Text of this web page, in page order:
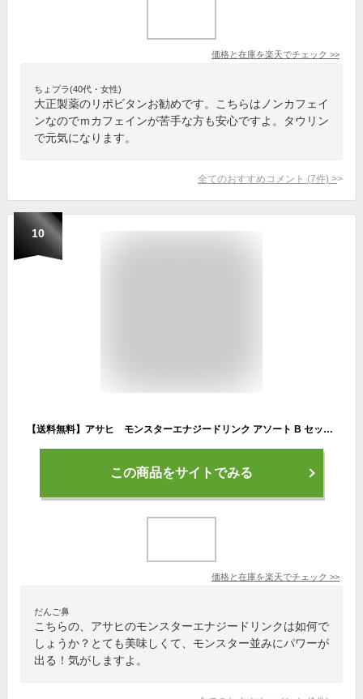
価格と在庫を楽天でチェック >>
ちょプラ(40代・女性)
大正製薬のリポビタンお勧めです。こちらはノンカフェイ
ンなのでｍカフェインが苦手な方も安心ですよ。タウリン
で元気になります。
全てのおすすめコメント (7件) >
10
【送料無料】アサヒ モンスターエナジードリンク アソート B セットエナジー ゼロ カオス ウルトラ キューバリブレの5品355ml缶 24本セットエナジー8本 ゼロ4本 カオス4本 ウルトラ4本 キューバ4本 計24本セット
この商品をサイトでみる
価格と在庫を楽天でチェック >>
だんご鼻
こちらの、アサヒのモンスターエナジードリンクは如何で
しょうか？とても美味しくて、モンスター並みにパワーが
出る！気がしますよ。